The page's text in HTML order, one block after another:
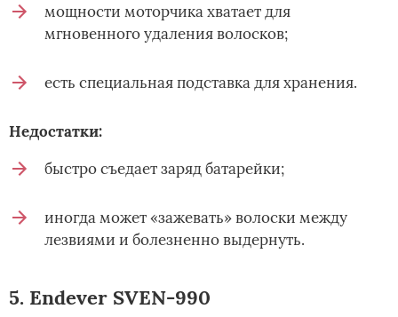
мощности моторчика хватает для
мгновенного удаления волосков;
есть специальная подставка для хранения.
Недостатки:
быстро съедает заряд батарейки;
иногда может «зажевать» волоски между
лезвиями и болезненно выдернуть.
5. Endever SVEN-990